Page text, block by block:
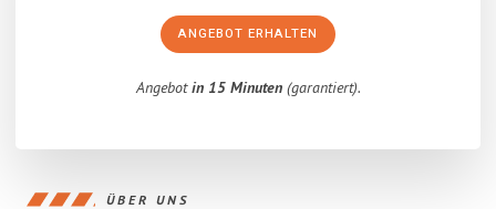
ANGEBOT ERHALTEN
Angebotin 15 Minuten(garantiert).
ÜBER UNS